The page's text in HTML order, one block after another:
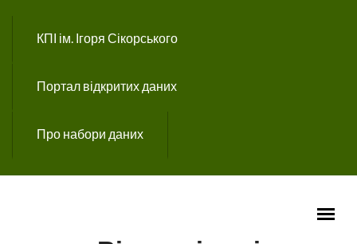
КПІ ім. Ігоря Сікорського
Портал відкритих даних
Про набори даних